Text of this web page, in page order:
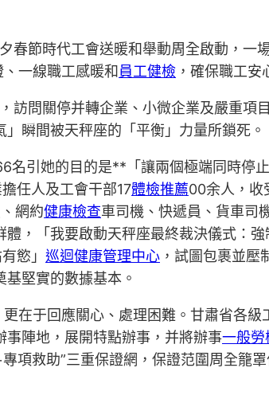
春節時代工會送暖和舉動周全啟動，一
一線職工感暖和 員工健檢 ，確保職工安
訪問關停并轉企業、小微企業及嚴重項
」瞬間被天秤座的「平衡」力量所鎖死。
引她的目的是**「讓兩個極端同時停
任人及工會干部17體檢推薦00余人，收
網約健康檢查車司機、快遞員、貨車司
，「我要啟動天秤座最終裁決儀式：
慾」 巡迴健康管理中心 ，試圖包裹並
堅實的數據基本。
更在于回應關心、處理困難。甘肅省各
事陣地，展開特點辦事，并將辦事一般勞
項救助”三重保證網，保證范圍周全籠罩